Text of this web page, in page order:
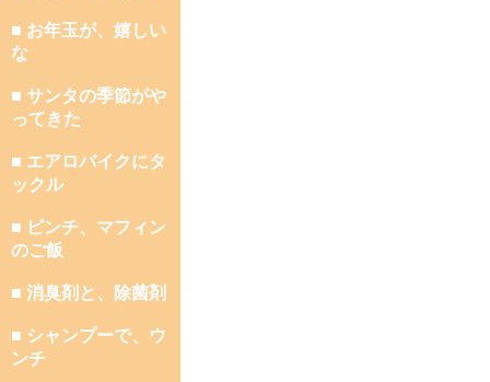
■ お年玉が、嬉しい
な
■ サンタの季節がや
ってきた
■ エアロバイクにタ
ックル
■ ピンチ、マフィン
のご飯
■ 消臭剤と、除菌剤
■ シャンプーで、ウ
ンチ